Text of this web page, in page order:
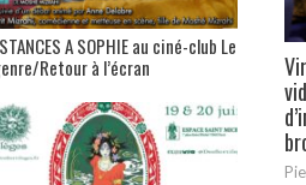
A SOPHIE au ciné-club Le
Retour à l’écran